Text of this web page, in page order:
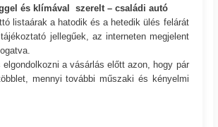
és klímával szerelt – családi autó
listaárak a hatodik és a hetedik ülés felárát
jellegűek, az interneten megjelent
elgondolkozni a vásárlás előtt azon, hogy pár
mennyi további műszaki és kényelmi